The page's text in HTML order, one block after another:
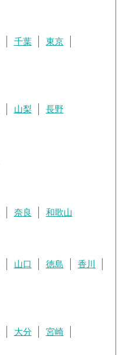
千葉
東京
山梨 長野
奈良 和歌山
山口 徳島
香川
大分
宮崎